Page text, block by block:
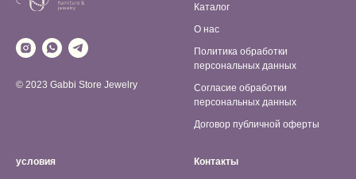
© 2023 Gabbi Store Jewelry
Каталог
О нас
Политика обработки
персональных данных
Согласие обработки
персональных данных
Договор публичной оферты
условия Контакты